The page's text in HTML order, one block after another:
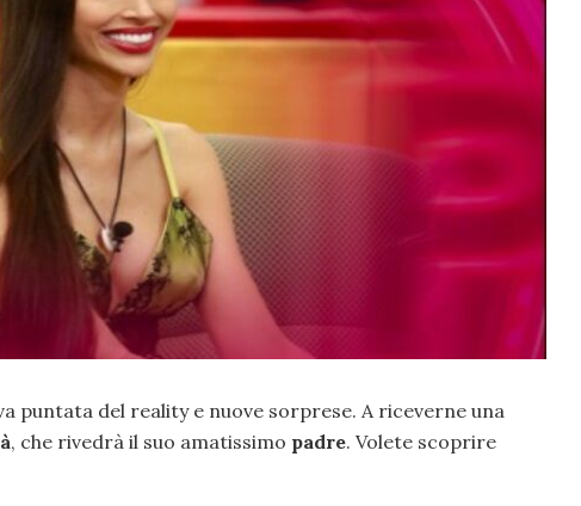
puntata del reality e nuove sorprese. A riceverne una
, che rivedrà il suo amatissimo padre. Volete scoprire